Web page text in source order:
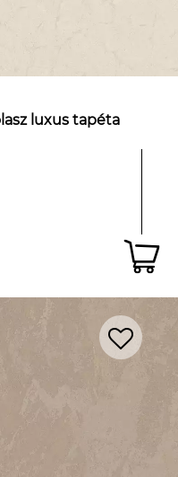
luxus tapéta